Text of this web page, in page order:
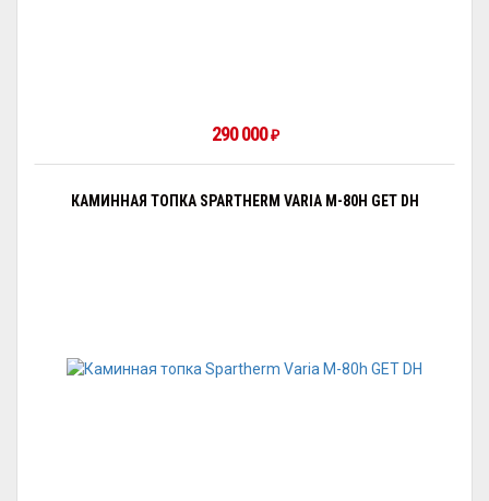
290 000 ₽
КАМИННАЯ ТОПКА SPARTHERM VARIA M-80H GET DH